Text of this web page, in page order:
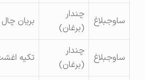
ساوجبلاغ
چندار
(برغان)
بریان چال
ساوجبلاغ
چندار
(برغان)
تکیه اغشت